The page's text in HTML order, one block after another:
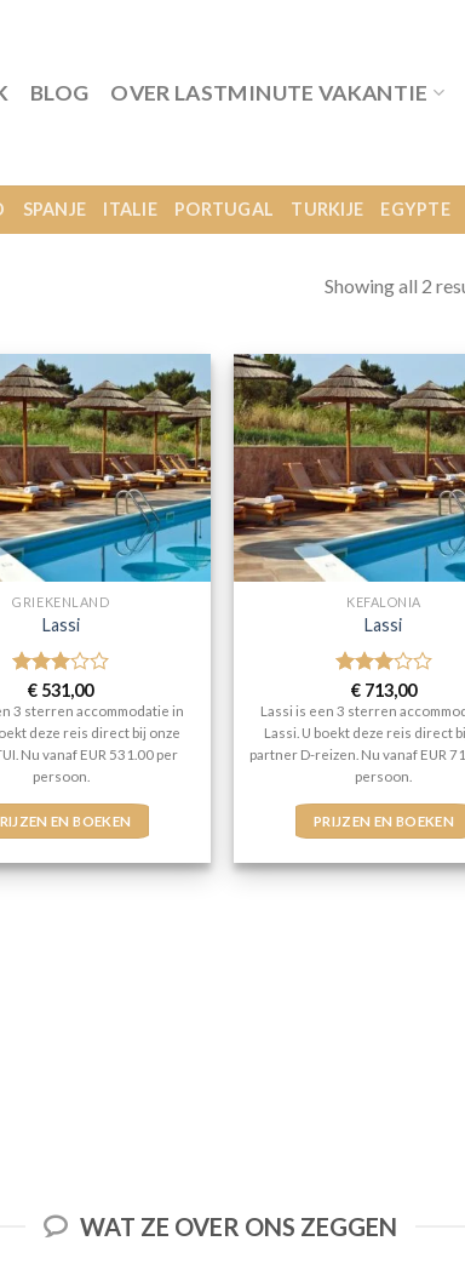
BLOG OVER LASTMINUTE VAKANTIE
SPANJE ITALIE PORTUGAL TURKIJE EGYPTE
Showing all 2
GRIEKENLAND
Lassi
Gewaardeerd
3 uit 5
€ 531,00
3 sterren accommodatie in
deze reis direct bij onze
Nu vanaf EUR 531.00 per
persoon.
EN BOEKEN
KEFALONIA
Lassi
Gewaardeerd
3 uit 5
€713,00
Lassi is een 3 sterren
Lassi. U boekt deze reis direct
partner D-reizen. Nu vanaf EUR
persoon.
PRIJZEN EN BOEKEN
WAT ZE OVER ONS ZEGGEN